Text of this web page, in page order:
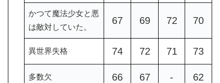
かつて魔法少女と悪
は敵対していた。
67 69 72 70
異世界失格 74 72 71 73
多数欠 66 67 - 62